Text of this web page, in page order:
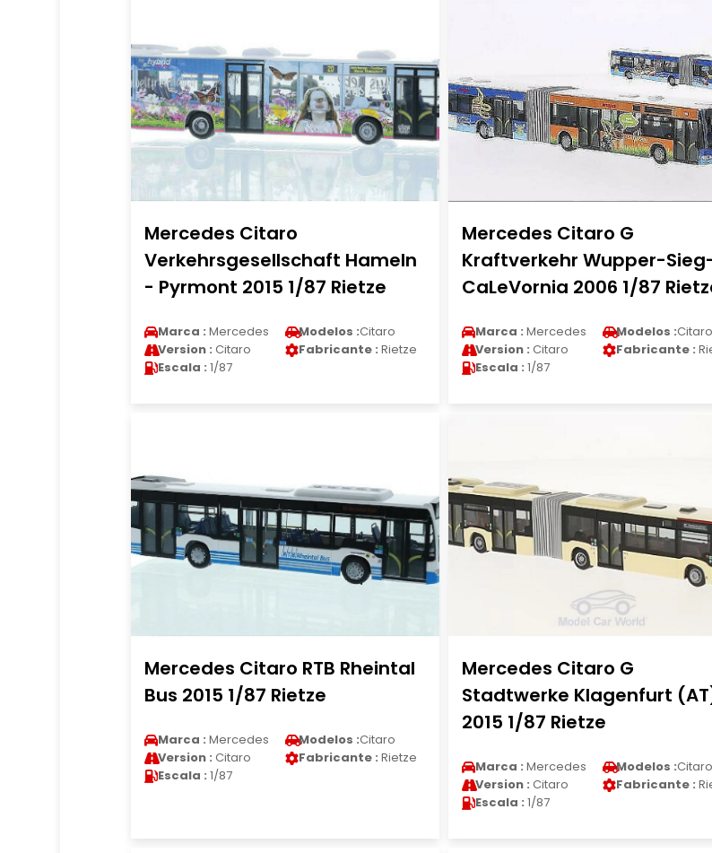
Mercedes Citaro
Verkehrsgesellschaft Hameln
- Pyrmont 2015 1/87 Rietze
Marca : Mercedes Modelos :Citaro
Version : Citaro Fabricante : Rietze
Escala : 1/87
Mercedes Citaro G
Kraftverkehr Wupper-
CaLeVornia 2006 1/87
Marca : Mercedes Modelos :Citaro
Version : Citaro Fabricante :
Escala : 1/87
Mercedes Citaro RTB Rheintal
Bus 2015 1/87 Rietze
Marca : Mercedes Modelos :Citaro
Version : Citaro Fabricante : Rietze
Escala : 1/87
Mercedes Citaro G
Stadtwerke Klagenfurt
2015 1/87 Rietze
Marca : Mercedes Modelos :Citaro
Version : Citaro Fabricante :
Escala : 1/87